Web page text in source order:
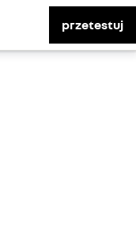
przetestuj